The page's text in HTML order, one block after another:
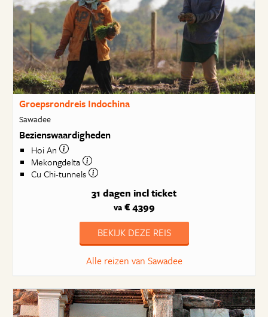
Groepsrondreis Indochina
Sawadee
Bezienswaardigheden
Hoi An
Mekongdelta
Cu Chi-tunnels
31 dagen incl ticket
va€ 4399
BEKIJK DEZE REIS
Alle reizen van Sawadee